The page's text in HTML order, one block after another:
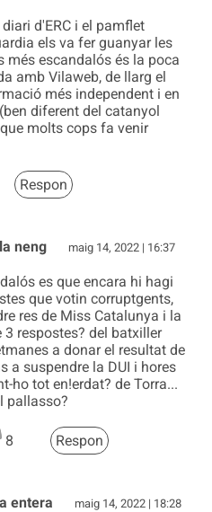
d'ERC i el pamflet
els va fer guanyar les
més escandalós és la poca
amb Vilaweb, de llarg el
més independent i en
diferent del catanyol
molts cops fa venir
Respon
neng maig 14, 2022 | 16:37
es que encara hi hagi
que votin corruptgents,
res de Miss Catalunya i la
3 respostes? del batxiller
a donar el resultat de
a suspendre la DUI i hores
ho tot en!erdat? de Torra...
pallasso?
8 Respon
entera maig 14, 2022 | 18:28